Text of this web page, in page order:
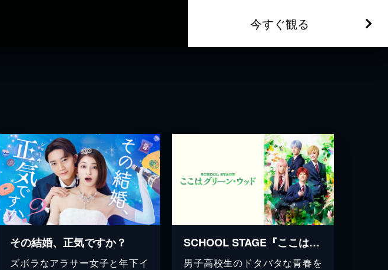
今すぐ観る
その結婚、正気ですか？
ズボラなアラサー女子と年下イ
SCHOOL STAGE『ここはグリーン・ウッド』
男子高校生のドタバタな青春を